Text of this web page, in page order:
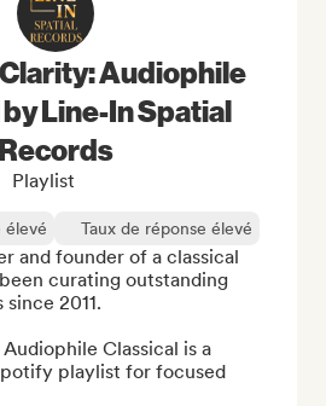
Audiophile
Line-In Spatial
Records
Playlist
élevé Taux de réponse élevé
and founder of a classical
curating outstanding
2011.
Classical is a
playlist for focused